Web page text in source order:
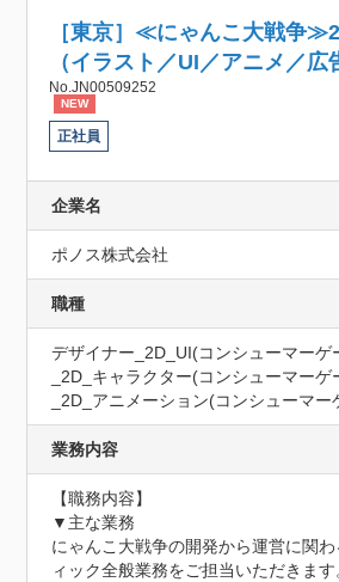
［東京］≪にゃんこ大戦争
（イラスト／UI／アニメ／広
No.JN00509252
NEW
正社員
企業名
ポノス株式会社
職種
デザイナー_2D_UI(コンシューマーゲ
_2D_キャラクター(コンシューマー
_2D_アニメーション(コンシューマー
業務内容
【職務内容】
▼主な業務
にゃんこ大戦争の開発から運営に関
ィック全般業務をご担当いただきます